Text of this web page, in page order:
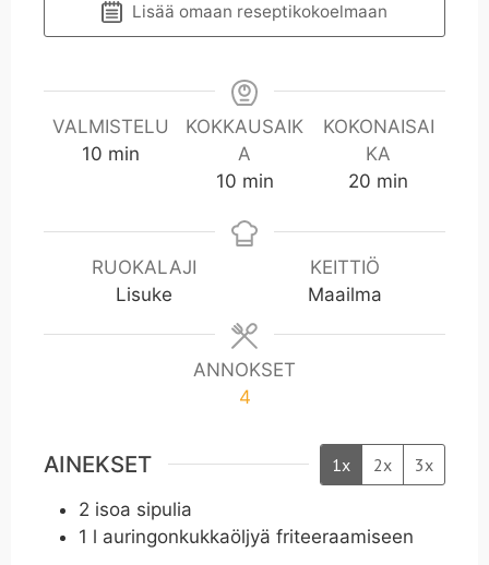
Lisää omaan reseptikokoelmaan
VALMISTELU
10mmin
KOKKAUSAIK
A
10m
n
min
KOKONAISAI
KA
20 m
n
min
RUOKALAJI
Lisuke
KEITTIÖ
Maailma
ANNOKSET
4
AINEKSET 1x 2x 3x
2 isoa sipulia
1 l auringonkukkaöljyä friteeraamiseen